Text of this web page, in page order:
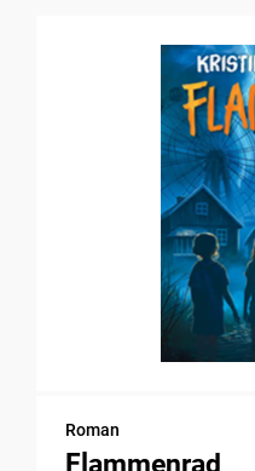
Roman
Flammenrad